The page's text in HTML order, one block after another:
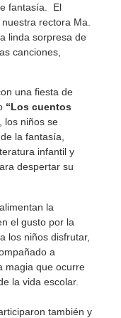
fantasía. El
rectora Ma.
linda sorpresa de
canciones,
una fiesta de
“Los cuentos
los niños se
la fantasía,
infantil y
despertar su
la
el gusto por la
los niños disfrutar,
a
magia que ocurre
la vida escolar.
también y